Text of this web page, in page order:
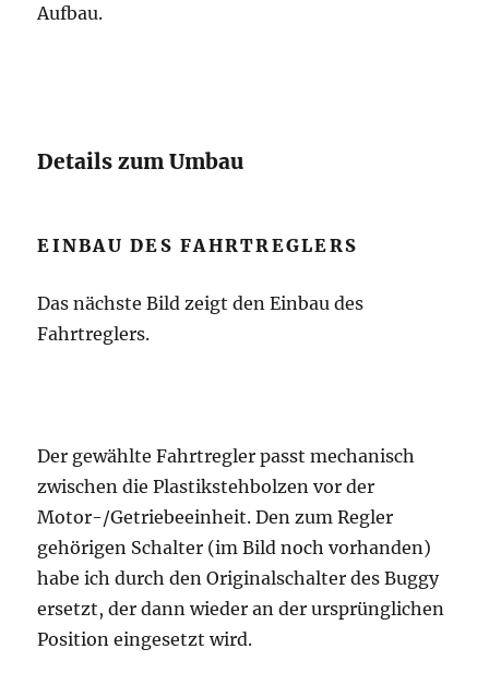
Aufbau.
Details zum Umbau
EINBAU DES FAHRTREGLERS
Das nächste Bild zeigt den Einbau des
Fahrtreglers.
Der gewählte Fahrtregler passt mechanisch
zwischen die Plastikstehbolzen vor der
Motor-/Getriebeeinheit. Den zum Regler
gehörigen Schalter (im Bild noch vorhanden)
habe ich durch den Originalschalter des Buggy
ersetzt, der dann wieder an der ursprünglichen
Position eingesetzt wird.